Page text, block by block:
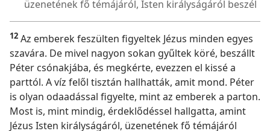
üzenetének fő témájáról, Isten királyságáról beszél
12 Az emberek feszülten figyeltek Jézus minden egyes
szavára. De mivel nagyon sokan gyűltek köré, beszállt
Péter csónakjába, és megkérte, evezzen el kissé a
parttól. A víz felől tisztán hallhatták, amit mond. Péter
is olyan odaadással figyelte, mint az emberek a parton.
Most is, mint mindig, érdeklődéssel hallgatta, amint
Jézus Isten királyságáról, üzenetének fő témájáról